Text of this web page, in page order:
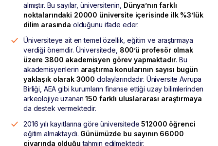
almıştır. Bu sayılar, üniversitenin, Dünya’nın farklı
noktalarındaki 20000 üniversite içerisinde ilk %3’lük
dilim arasında olduğunu ifade eder.
Üniversiteye ait en temel özellik, eğitim ve araştırmaya
verdiği önemdir. Üniversitede, 800’ü profesör olmak
üzere 3800 akademisyen görev yapmaktadır. Bu
akademisyenlerin araştırma konularının sayısı bugün
yaklaşık olarak 3000 dolaylarındadır. Üniversite Avrupa
Birliği, AEA gibi kurumların finanse ettiği uzay bilimlerinden
arkeolojiye uzanan150 farklı uluslararası araştırmaya
da destek vermektedir.
2016 yılı kayıtlarına göre üniversitede512000 öğrenci
eğitim almaktaydı. Günümüzde bu sayının 66000
civarında olduğu tahmin edilmektedir.